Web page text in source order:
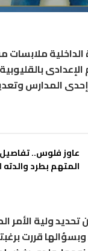
ملابسات
الإعدادى
المدارس
عاوز فلوس..
المتهم بطرد
ولية الأمر
وبسؤالها قررت